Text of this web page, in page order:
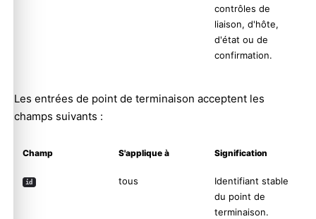
contrôles de
liaison, d'hôte,
d'état ou de
confirmation.
Les entrées de point de terminaison acceptent les
champs suivants :
Champ S'applique à Signification
id tous
Identifiant stable
du point de
terminaison.